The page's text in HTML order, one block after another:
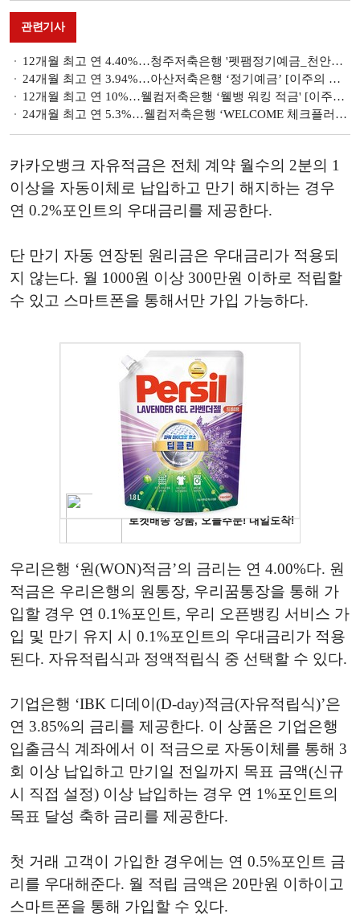
관련기사
12개월 최고 연 4.40%…청주저축은행 '펫팸정기예금_천안지점' [이주의 저축은행 예금금리-2월 3주]
24개월 최고 연 3.94%…아산저축은행 ‘정기예금’ [이주의 저축은행 예금금리-2월 3주]
12개월 최고 연 10%…웰컴저축은행 ‘웰뱅 워킹 적금' [이주의 저축은행 적금금리-2월 3주]
24개월 최고 연 5.3%…웰컴저축은행 ‘WELCOME 체크플러스2 e정기적금’ [이주의 저축은행 적금금리-2월 3주]
카카오뱅크 자유적금은 전체 계약 월수의 2분의 1
이상을 자동이체로 납입하고 만기 해지하는 경우
연 0.2%포인트의 우대금리를 제공한다.
단 만기 자동 연장된 원리금은 우대금리가 적용되
지 않는다. 월 1000원 이상 300만원 이하로 적립할
수 있고 스마트폰을 통해서만 가입 가능하다.
우리은행 ‘원(WON)적금’의 금리는 연 4.00%다. 원
적금은 우리은행의 원통장, 우리꿈통장을 통해 가
입할 경우 연 0.1%포인트, 우리 오픈뱅킹 서비스 가
입 및 만기 유지 시 0.1%포인트의 우대금리가 적용
된다. 자유적립식과 정액적립식 중 선택할 수 있다.
기업은행 ‘IBK 디데이(D-day)적금(자유적립식)’은
연 3.85%의 금리를 제공한다. 이 상품은 기업은행
입출금식 계좌에서 이 적금으로 자동이체를 통해 3
회 이상 납입하고 만기일 전일까지 목표 금액(신규
시 직접 설정) 이상 납입하는 경우 연 1%포인트의
목표 달성 축하 금리를 제공한다.
첫 거래 고객이 가입한 경우에는 연 0.5%포인트 금
리를 우대해준다. 월 적립 금액은 20만원 이하이고
스마트폰을 통해 가입할 수 있다.